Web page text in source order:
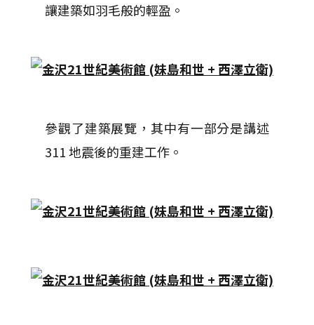
讓建築如羽毛般的輕盈。
參觀了建築展覽，其中有一部分是講述
311 地震後的重建工作。